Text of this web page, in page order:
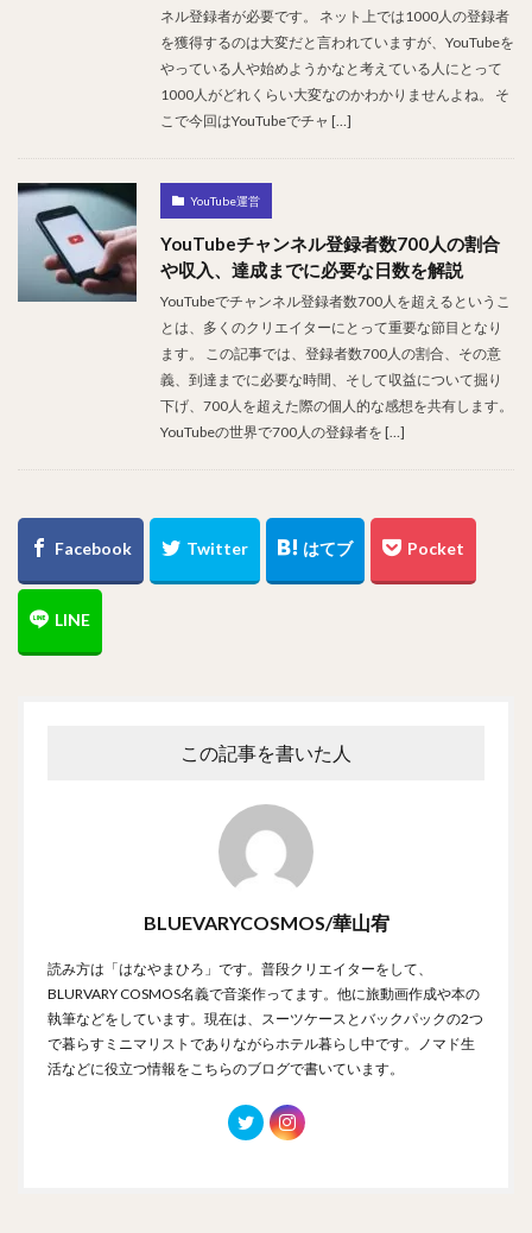
ネル登録者が必要です。 ネット上では1000人の登録者
を獲得するのは大変だと言われていますが、YouTubeを
やっている人や始めようかなと考えている人にとって
1000人がどれくらい大変なのかわかりませんよね。 そ
こで今回はYouTubeでチャ […]
YouTube運営
YouTubeチャンネル登録者数700人の割合
や収入、達成までに必要な日数を解説
YouTubeでチャンネル登録者数700人を超えるというこ
とは、多くのクリエイターにとって重要な節目となり
ます。 この記事では、登録者数700人の割合、その意
義、到達までに必要な時間、そして収益について掘り
下げ、700人を超えた際の個人的な感想を共有します。
YouTubeの世界で700人の登録者を […]
この記事を書いた人
BLUEVARYCOSMOS/華山宥
読み方は「はなやまひろ」です。普段クリエイターをして、
BLURVARY COSMOS名義で音楽作ってます。他に旅動画作成や本の
執筆などをしています。現在は、スーツケースとバックパックの2つ
で暮らすミニマリストでありながらホテル暮らし中です。ノマド生
活などに役立つ情報をこちらのブログで書いています。